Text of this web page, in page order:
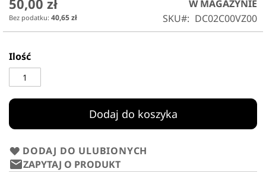
50,00 zł
40,65 zł
W MAGAZYNIE
SKU
DC02C00VZ00
Ilość
Dodaj do koszyka
DODAJ DO ULUBIONYCH
ZAPYTAJ O PRODUKT